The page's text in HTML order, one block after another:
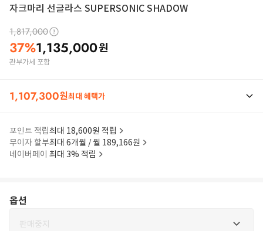
자크마리 선글라스 SUPERSONIC SHADOW
1,817,000
37%1,135,000원
관부가세 포함
1,107,300원최대 혜택가
포인트 적립최대 18,600원 적립
무이자 할부최대 6개월 / 월 189,166원
네이버페이 최대 3% 적립
옵션
판매중지